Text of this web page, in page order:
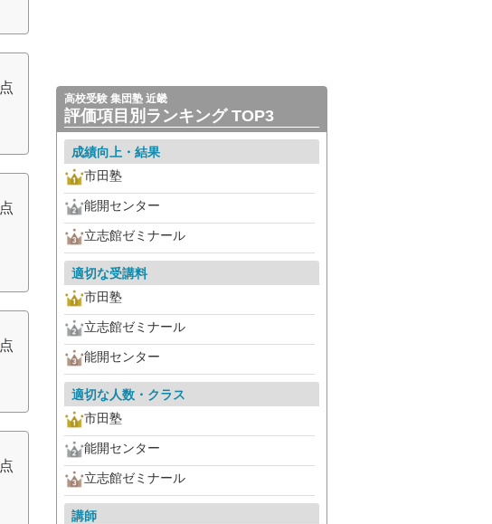
点
点
点
点
高校受験 集団塾 近畿
評価項目別ランキング TOP3
成績向上・結果
市田塾
能開センター
立志館ゼミナール
適切な受講料
市田塾
立志館ゼミナール
能開センター
適切な人数・クラス
市田塾
能開センター
立志館ゼミナール
講師